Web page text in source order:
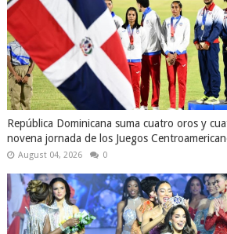
República Dominicana suma cuatro oros y
novena jornada de los Juegos
August 04, 2026 0